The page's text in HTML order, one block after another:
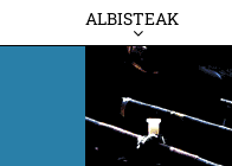
ALBISTEAK